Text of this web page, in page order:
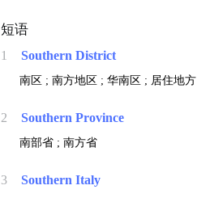
短语
1 Southern District
南区 ; 南方地区 ; 华南区 ; 居住地方
2 Southern Province
南部省 ; 南方省
3 Southern Italy